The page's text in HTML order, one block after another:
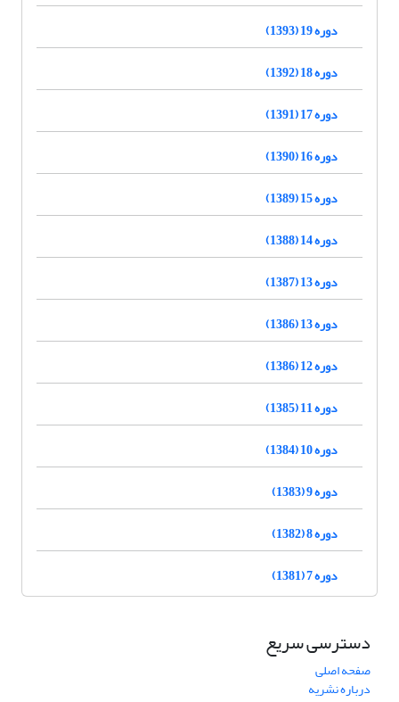
دوره 19 (1393)
دوره 18 (1392)
دوره 17 (1391)
دوره 16 (1390)
دوره 15 (1389)
دوره 14 (1388)
دوره 13 (1387)
دوره 13 (1386)
دوره 12 (1386)
دوره 11 (1385)
دوره 10 (1384)
دوره 9 (1383)
دوره 8 (1382)
دوره 7 (1381)
دسترسی سریع
صفحه اصلی
درباره نشریه